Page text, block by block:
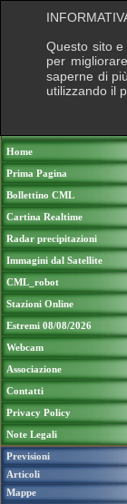
Home
Prima Pagina
Bollettino CML
Cartina Realtime
Radar precipitazioni
Immagini dal Satellite
CML_robot
Stazioni Online
Estremi 08/08/2026
Webcam
Associazione
Contatti
Privacy Policy
Note Legali
Previsioni
Articoli
Mappe
Questo sito
per
saperne di
utilizzando il